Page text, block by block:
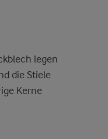
legen
die Stiele
Kerne